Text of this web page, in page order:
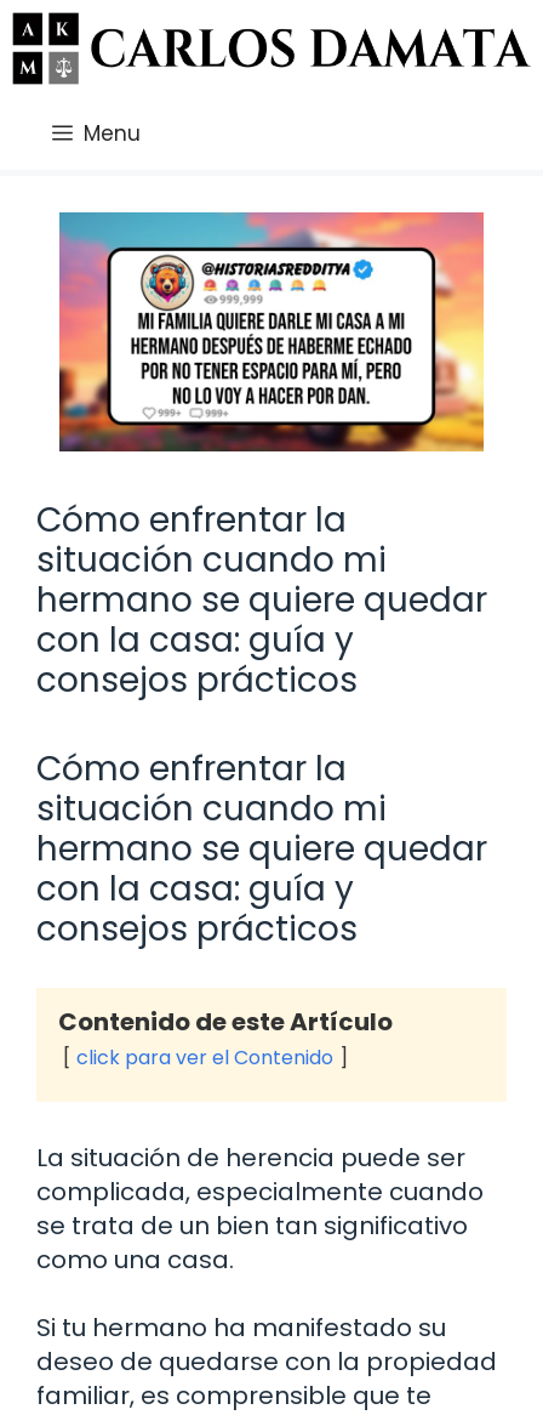
Saltar
al
contenido
Menu
Cómo enfrentar la
situación cuando mi
hermano se quiere quedar
con la casa: guía y
consejos prácticos
Cómo enfrentar la
situación cuando mi
hermano se quiere quedar
con la casa: guía y
consejos prácticos
Contenido de este Artículo
click para ver el Contenido
La situación de herencia puede ser
complicada, especialmente cuando
se trata de un bien tan significativo
como una casa.
Si tu hermano ha manifestado su
deseo de quedarse con la propiedad
familiar, es comprensible que te